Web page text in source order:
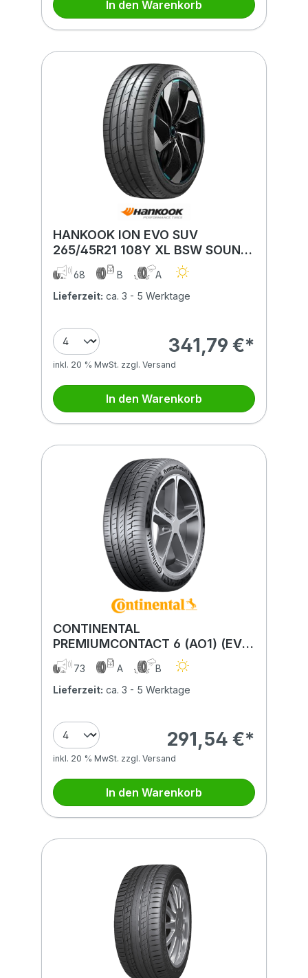
In den Warenkorb
HANKOOK ION EVO SUV
265/45R21 108Y XL BSW SOUND
ABSORBER
68 B
A
Lieferzeit: ca. 3 - 5 Werktage
341,79 €*
inkl. 20 % MwSt. zzgl. Versand
In den Warenkorb
CONTINENTAL
PREMIUMCONTACT 6 (AO1) (EVc)
265/45R21 108H (AO1) (EVc) XL
FR BSW
73 A
B
Lieferzeit: ca. 3 - 5 Werktage
291,54 €*
inkl. 20 % MwSt. zzgl. Versand
In den Warenkorb